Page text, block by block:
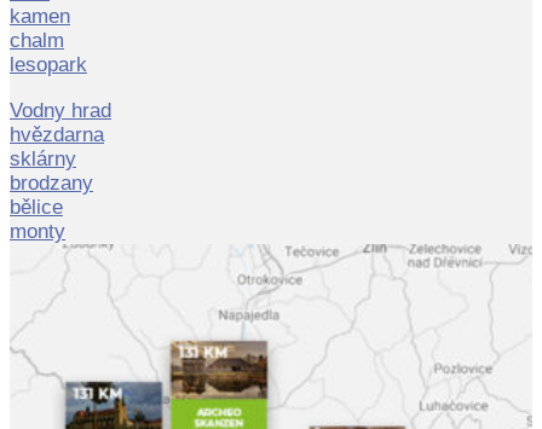
kamen
chalm
lesopark
Vodny hrad
hvězdarna
sklárny
brodzany
bělice
monty